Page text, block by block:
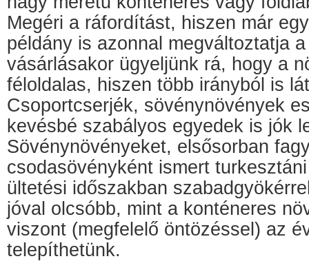
Megéri a ráfordítást, hiszen már
példány is azonnal megváltoztatja
vásárlásakor ügyeljünk rá, hogy a
féloldalas, hiszen több irányból is
Csoportcserjék, sövénynövények
kevésbé szabályos egyedek is jók
Sövénynövényeket, elsősorban
csodasövényként ismert
ültetési időszakban
jóval olcsóbb, mint a konténeres
viszont (megfelelő öntözéssel) az
telepíthetünk.